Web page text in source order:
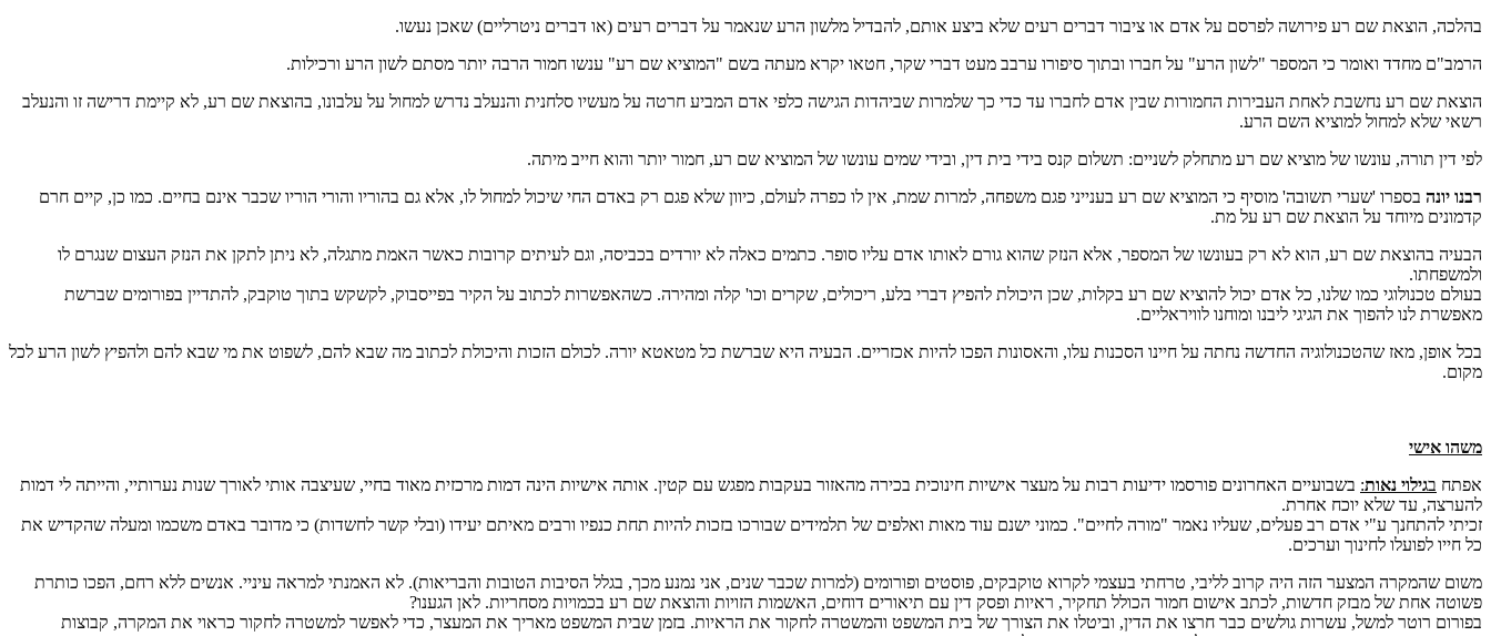
בהלכה, הוצאת שם רע פירושה לפרסם על אדם או ציבור דברים רעים שלא ביצע אותם, להבדיל מלשון הרע שנאמר על דברים רעים (או דברים ניטרליים) שאכן נעשו.
הרמב"ם מחדד ואומר כי המספר "לשון הרע" על חברו ובתוך סיפורו ערבב מעט דברי שקר, חטאו יקרא מעתה בשם "המוציא שם רע" ענשו חמור הרבה יותר מסתם לשון הרע ורכילות.
הוצאת שם רע נחשבת לאחת העבירות החמורות שבין אדם לחברו עד כדי כך שלמרות שביהדות הגישה כלפי אדם המביע חרטה על מעשיו סלחנית והנעלב נדרש למחול על עלבונו, בהוצאת שם רע, לא קיימת דרישה זו והנעלב
רשאי שלא למחול למוציא השם הרע.
לפי דין תורה, עונשו של מוציא שם רע מתחלק לשניים: תשלום קנס בידי בית דין, ובידי שמים עונשו של המוציא שם רע, חמור יותר והוא חייב מיתה.
רבנו יונה בספרו 'שערי תשובה' מוסיף כי המוציא שם רע בענייני פגם משפחה, למרות שמת, אין לו כפרה לעולם, כיוון שלא פגם רק באדם החי שיכול למחול לו, אלא גם בהוריו והורי הוריו שכבר אינם בחיים. כמו כן, קיים חרם
קדמונים מיוחד על הוצאת שם רע על מת.
הבעיה בהוצאת שם רע, הוא לא רק בעונשו של המספר, אלא הנזק שהוא גורם לאותו אדם עליו סופר. כתמים כאלה לא יורדים בכביסה, וגם לעיתים קרובות כאשר האמת מתגלה, לא ניתן לתקן את הנזק העצום שנגרם לו
ולמשפחתו.
בעולם טכנולוגי כמו שלנו, כל אדם יכול להוציא שם רע בקלות, שכן היכולת להפיץ דברי בלע, ריכולים, שקרים וכו' קלה ומהירה. כשהאפשרות לכתוב על הקיר בפייסבוק, לקשקש בתוך טוקבק, להתדיין בפורומים שברשת
מאפשרת לנו להפוך את הגיגי ליבנו ומוחנו לוויראליים.
בכל אופן, מאז שהטכנולוגיה החדשה נחתה על חיינו הסכנות עלו, והאסונות הפכו להיות אכזריים. הבעיה היא שברשת כל מטאטא יורה. לכולם הזכות והיכולת לכתוב מה שבא להם, לשפוט את מי שבא להם ולהפיץ לשון הרע לכל
מקום.
משהו אישי
אפתח בגילוי נאות: בשבועיים האחרונים פורסמו ידיעות רבות על מעצר אישיות חינוכית בכירה מהאזור בעקבות מפגש עם קטין. אותה אישיות הינה דמות מרכזית מאוד בחיי, שעיצבה אותי לאורך שנות נערותיי, והייתה לי דמות
להערצה, עד שלא יוכח אחרת.
זכיתי להתחנך ע"י אדם רב פעלים, שעליו נאמר "מורה לחיים". כמוני ישנם עוד מאות ואלפים של תלמידים שבורכו בזכות להיות תחת כנפיו ורבים מאיתם יעידו (ובלי קשר לחשדות) כי מדובר באדם משכמו ומעלה שהקדיש את
כל חייו לפועלו לחינוך וערכים.
משום שהמקרה המצער הזה היה קרוב לליבי, טרחתי בעצמי לקרוא טוקבקים, פוסטים ופורומים (למרות שכבר שנים, אני נמנע מכך, בגלל הסיבות הטובות והבריאות). לא האמנתי למראה עיניי. אנשים ללא רחם, הפכו כותרת
פשוטה אחת של מבזק חדשות, לכתב אישום חמור הכולל תחקיר, ראיות ופסק דין עם תיאורים דוחים, האשמות הזויות והוצאת שם רע בכמויות מסחריות. לאן הגענו?
בפורום רוטר למשל, עשרות גולשים כבר חרצו את הדין, וביטלו את הצורך של בית המשפט והמשטרה לחקור את הראיות. בזמן שבית המשפט מאריך את המעצר, כדי לאפשר למשטרה לחקור כראוי את המקרה, קבוצות